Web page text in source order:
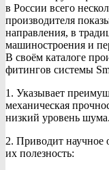
в России всего
производителя
направления, в
машиностроения и
В своём каталоге
фитингов системы
1. Указывает
механическая
низкий уровень шума.
2. Приводит научное
их полезность: